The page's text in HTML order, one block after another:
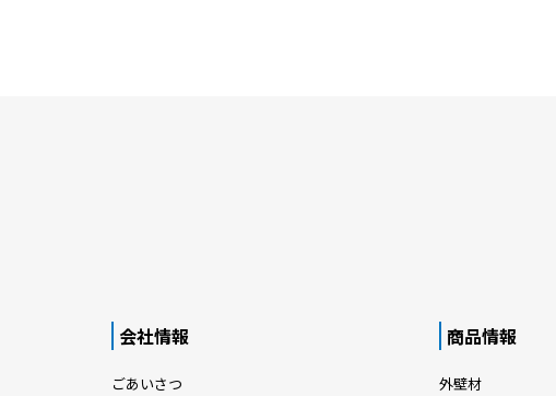
会社情報
ごあいさつ
商品情報
外壁材